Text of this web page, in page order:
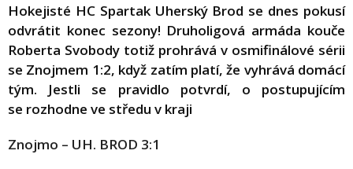
Hokejisté HC Spartak Uherský Brod se dnes pokusí
odvrátit konec sezony! Druholigová armáda kouče
Roberta Svobody totiž prohrává v osmifinálové sérii
se Znojmem 1:2, když zatím platí, že vyhrává domácí
tým. Jestli se pravidlo potvrdí, o postupujícím
se rozhodne ve středu v kraji
Znojmo – UH. BROD 3:1